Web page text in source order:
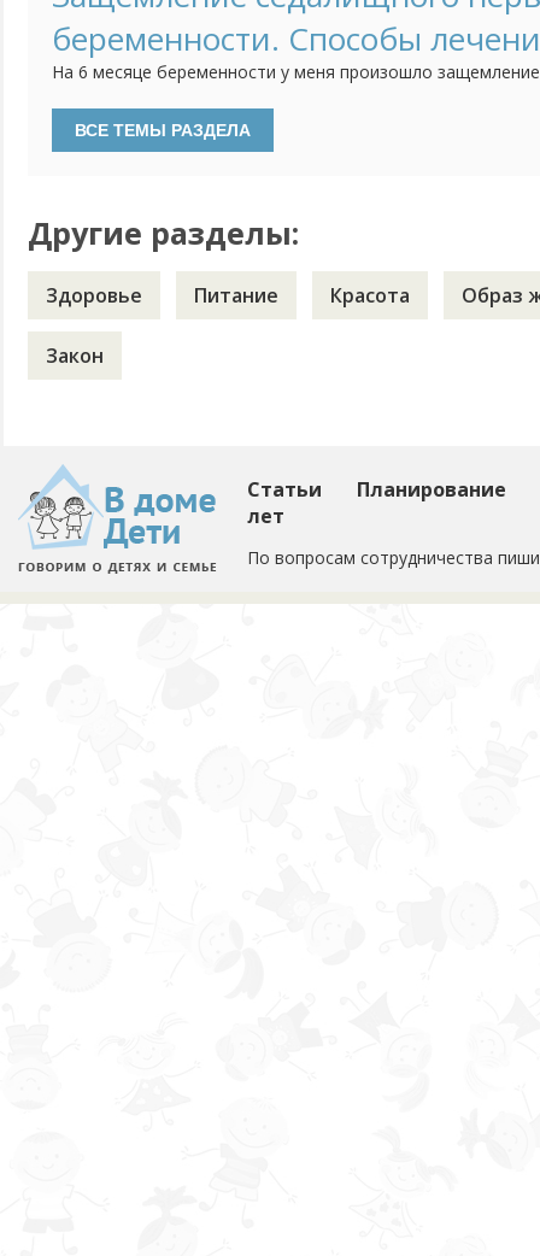
такое бывает у всех беременных, переживать нечего, но
беременности. Способы
На 6 месяце беременности у меня произошло
Болезненные ощущения исчезли, только тогда, когда
второго ребенка, боюсь повторения этой проблемы.
Другие разделы:
Здоровье Питание Красота Образ
Закон
Статьи
Планирование
лет
По вопросам сотрудничества